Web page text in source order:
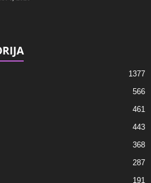
1377
566
461
443
368
287
191